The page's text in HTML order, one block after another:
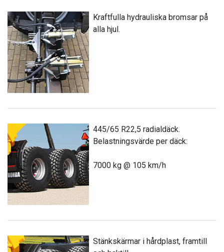
Kraftfulla hydrauliska bromsar på
alla hjul.
445/65 R22,5 radialdäck.
Belastningsvärde per däck:
7000 kg @ 105 km/h
Stänkskärmar i hårdplast, framtill